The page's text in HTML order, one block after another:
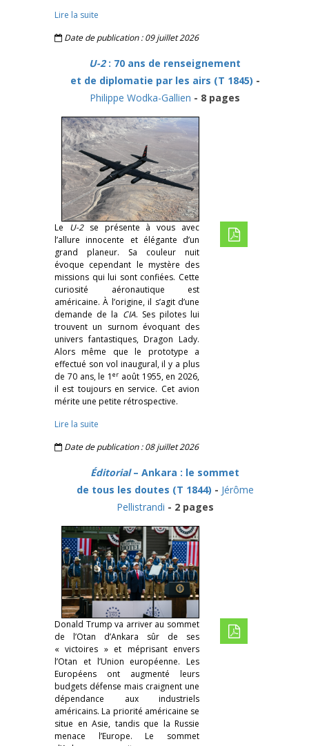
Lire la suite
Date de publication : 09 juillet 2026
U-2: 70 ans de renseignement
et de diplomatie par les airs (T 1845) -
Philippe Wodka-Gallien - 8 pages
Le U-2se présente à vous avec
l’allure innocente et élégante d’un
grand planeur. Sa couleur nuit
évoque cependant le mystère des
missions qui lui sont confiées. Cette
curiosité aéronautique est
américaine. À l’origine, il s’agit d’une
demande de la CIA. Ses pilotes lui
trouvent un surnom évoquant des
univers fantastiques, Dragon Lady.
Alors même que le prototype a
effectué son vol inaugural, il y a plus
de 70 ans, le 1 er août 1955, en 2026,
il est toujours en service. Cet avion
mérite une petite rétrospective.
Lire la suite
Date de publication : 08 juillet 2026
Éditorial– Ankara : le sommet
de tous les doutes (T 1844) - Jérôme
Pellistrandi - 2 pages
Donald Trump va arriver au sommet
de l’Otan d’Ankara sûr de ses
« victoires » et méprisant envers
l’Otan et l’Union européenne. Les
Européens ont augmenté leurs
budgets défense mais craignent une
dépendance aux industriels
américains. La priorité américaine se
situe en Asie, tandis que la Russie
menace l’Europe. Le sommet